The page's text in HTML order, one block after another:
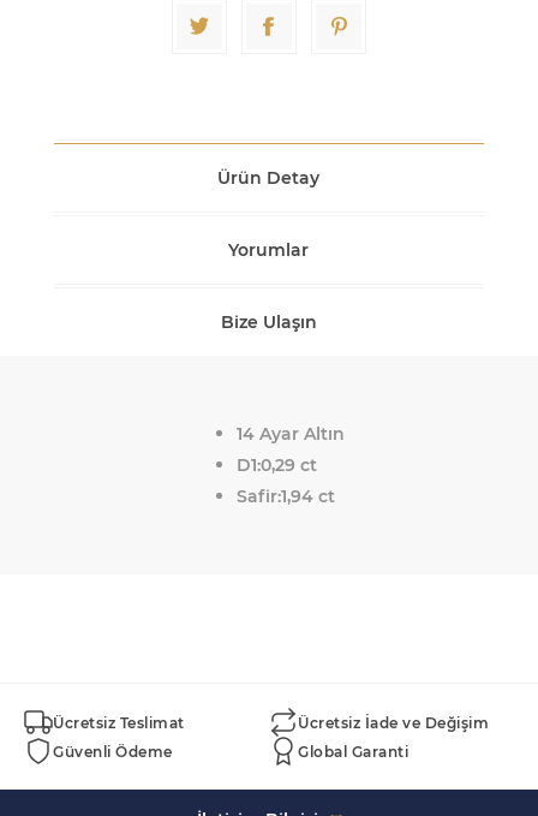
Ürün Detay
Yorumlar
Bize Ulaşın
14 Ayar Altın
D1:0,29 ct
Safir:1,94 ct
Ücretsiz Teslimat
Ücretsiz İade ve Değişim
Güvenli Ödeme
Global Garanti